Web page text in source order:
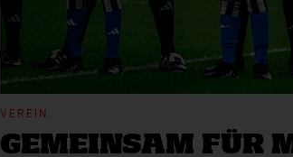
VEREIN
GEMEINSAM FÜR